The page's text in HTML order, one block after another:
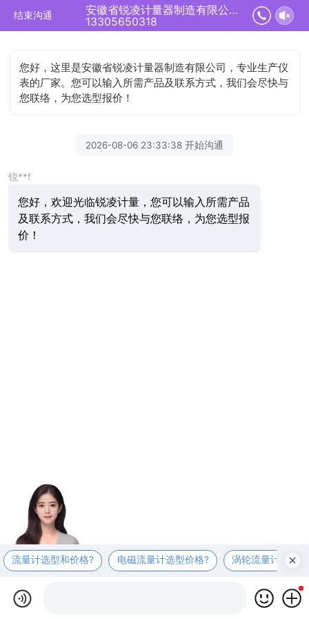
结束沟通
安徽省锐凌计量器制造有限公司正在为您服务
13305650318
您好，这里是安徽省锐凌计量器制造有限公司，专业生产仪
表的厂家。您可以输入所需产品及联系方式，我们会尽快与
您联络，为您选型报价！
2026-08-06 23:33:38 开始沟通
锐**f
您好，欢迎光临锐凌计量，您可以输入所需产品
及联系方式，我们会尽快与您联络，为您选型报
价！
流量计选型和价格? 电磁流量计选型价格? 涡轮流量计选型